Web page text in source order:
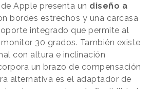
Apple presenta un diseño a
bordes estrechos y una carcasa
integrado que permite al
30 grados. También existe
con altura e inclinación
un brazo de compensación
alternativa es el adaptador de